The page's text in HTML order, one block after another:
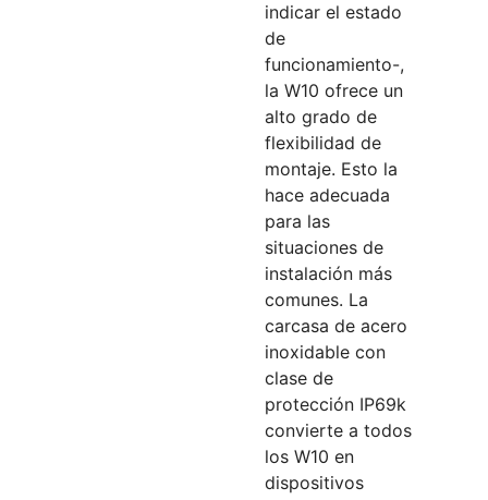
indicar el estado
de
funcionamiento-,
la W10 ofrece un
alto grado de
flexibilidad de
montaje. Esto la
hace adecuada
para las
situaciones de
instalación más
comunes. La
carcasa de acero
inoxidable con
clase de
protección IP69k
convierte a todos
los W10 en
dispositivos